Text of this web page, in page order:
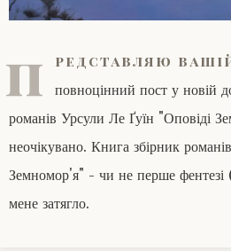
п редставляю
повноцінний пост у новій
романів Урсули Ле Ґуїн "Оповіді
неочікувано. Книга збірник
Земномор'я" - чи не перше фентезі
мене затягло.